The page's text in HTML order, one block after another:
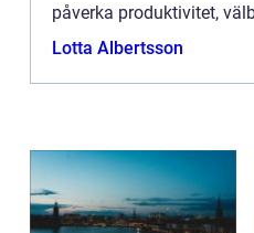
påverka produktivitet,
kommunikation.
Lotta Albertsson